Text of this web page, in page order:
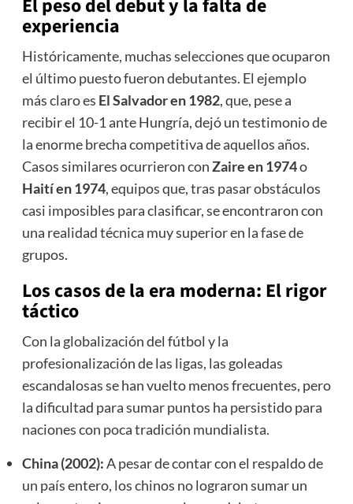
El peso del debut y la falta de
experiencia
Históricamente, muchas selecciones que ocuparon
el último puesto fueron debutantes. El ejemplo
más claro es El Salvador en 1982, que, pese a
recibir el 10-1 ante Hungría, dejó un testimonio de
la enorme brecha competitiva de aquellos años.
Casos similares ocurrieron conZaire en 1974o
Haití en 1974, equipos que, tras pasar obstáculos
casi imposibles para clasificar, se encontraron con
una realidad técnica muy superior en la fase de
grupos.
Los casos de la era moderna: El rigor
táctico
Con la globalización del fútbol y la
profesionalización de las ligas, las goleadas
escandalosas se han vuelto menos frecuentes, pero
la dificultad para sumar puntos ha persistido para
naciones con poca tradición mundialista.
China (2002):A pesar de contar con el respaldo de
un país entero, los chinos no lograron sumar un